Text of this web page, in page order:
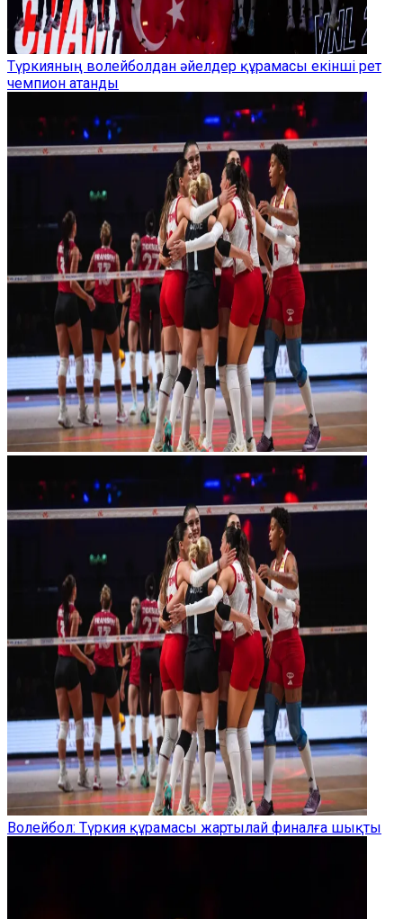
Түркияның волейболдан әйелдер құрамасы екінші рет
чемпион атанды
Волейбол: Түркия құрамасы жартылай финалға шықты